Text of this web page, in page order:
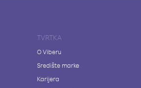
TVRTKA
O Viberu
Središte marke
Karijera